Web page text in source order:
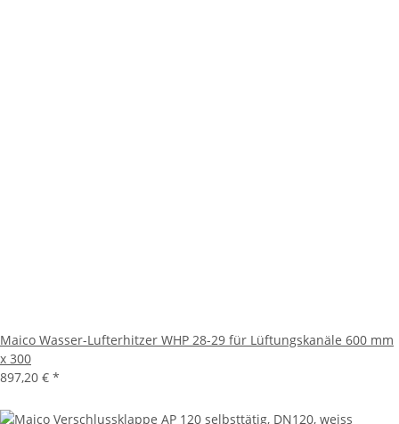
Maico Wasser-Lufterhitzer WHP 28-29 für Lüftungskanäle 600 mm
x 300
897,20 € *